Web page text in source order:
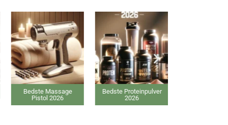
Bedste Massage
Pistol 2026
Bedste Proteinpulver
2026